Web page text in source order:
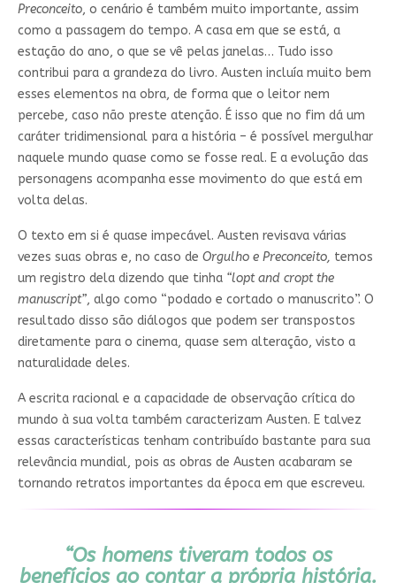
Preconceito, o cenário é também muito importante, assim
como a passagem do tempo. A casa em que se está, a
estação do ano, o que se vê pelas janelas… Tudo isso
contribui para a grandeza do livro. Austen incluía muito bem
esses elementos na obra, de forma que o leitor nem
percebe, caso não preste atenção. É isso que no fim dá um
caráter tridimensional para a história – é possível mergulhar
naquele mundo quase como se fosse real. E a evolução das
personagens acompanha esse movimento do que está em
volta delas.
O texto em si é quase impecável. Austen revisava várias
vezes suas obras e, no caso de Orgulho e Preconceito, temos
um registro dela dizendo que tinha “lopt and cropt the
manuscript”, algo como “podado e cortado o manuscrito”. O
resultado disso são diálogos que podem ser transpostos
diretamente para o cinema, quase sem alteração, visto a
naturalidade deles.
A escrita racional e a capacidade de observação crítica do
mundo à sua volta também caracterizam Austen. E talvez
essas características tenham contribuído bastante para sua
relevância mundial, pois as obras de Austen acabaram se
tornando retratos importantes da época em que escreveu.
“Os homens tiveram todos os
benefícios ao contar a própria história.